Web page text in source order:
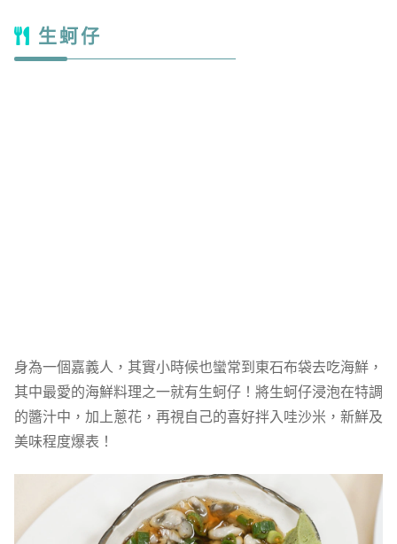
生蚵仔
身為一個嘉義人，其實小時候也蠻常到東石布袋去吃海鮮，
其中最愛的海鮮料理之一就有生蚵仔！將生蚵仔浸泡在特調
的醬汁中，加上蔥花，再視自己的喜好拌入哇沙米，新鮮及
美味程度爆表！